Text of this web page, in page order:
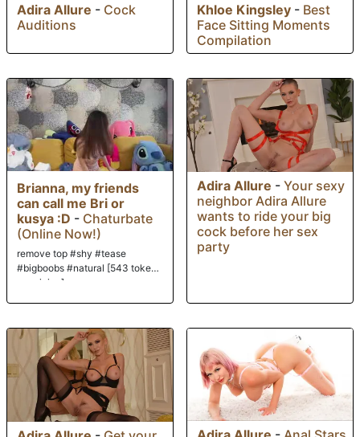
Adira Allure - Cock
Auditions
Khloe Kingsley - Best
Face Sitting Moments
Compilation
Brianna, my friends
can call me Bri or
kusya :D - Chaturbate
(Online Now!)
remove top #shy #tease
#bigboobs #natural [543 tokens
remaining]
Adira Allure - Your sexy
neighbor Adira Allure
wants to ride your big
cock before her sex
party